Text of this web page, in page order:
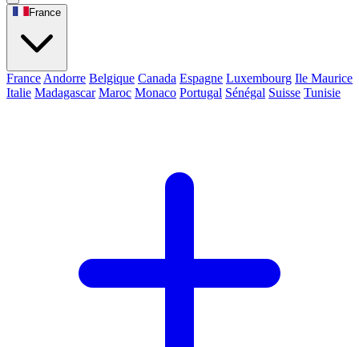
France
France Andorre Belgique Canada Espagne Luxembourg Ile Maurice
Italie Madagascar Maroc Monaco Portugal Sénégal Suisse Tunisie